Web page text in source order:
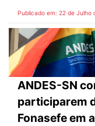
Publicado em: 22 de Julho
ANDES-SN
participarem
Fonasefe em